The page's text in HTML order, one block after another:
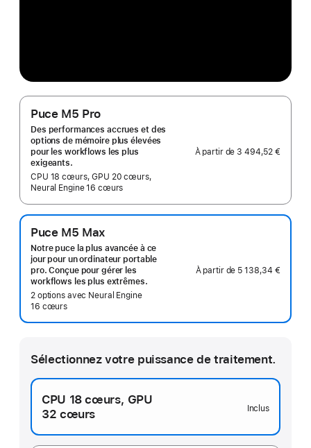
Puce M5 Pro
Des performances accrues et des
options de mémoire plus élevées
pour les workflows les plus
exigeants.
CPU 18 cœurs, GPU 20 cœurs,
Neural Engine 16 cœurs
À partir de 3 494,52 €
Puce M5 Max
Notre puce la plus avancée à ce
jour pour un ordinateur portable
pro. Conçue pour gérer les
workflows les plus extrêmes.
2 options avec Neural Engine
16 cœurs
À partir de 5 138,34 €
Sélectionnez votre puissance de traitement.
CPU 18 cœurs, GPU
32 cœurs
Inclus